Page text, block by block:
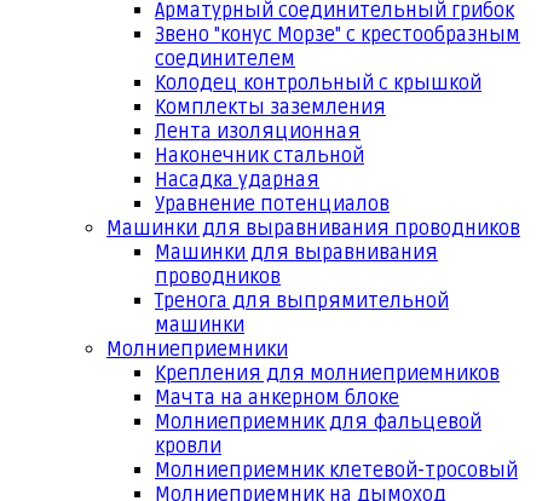
Арматурный соединительный грибок
Звено "конус Морзе" с крестообразным
соединителем
Колодец контрольный с крышкой
Комплекты заземления
Лента изоляционная
Наконечник стальной
Насадка ударная
Уравнение потенциалов
Машинки для выравнивания проводников
Машинки для выравнивания
проводников
Тренога для выпрямительной
машинки
Молниеприемники
Крепления для молниеприемников
Мачта на анкерном блоке
Молниеприемник для фальцевой
кровли
Молниеприемник клетевой-тросовый
Молниеприемник на дымоход